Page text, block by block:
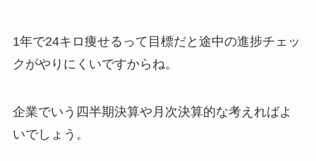
1年で24キロ痩せるって目標だと途中の進捗チェッ
クがやりにくいですからね。
企業でいう四半期決算や月次決算的な考えればよ
いでしょう。